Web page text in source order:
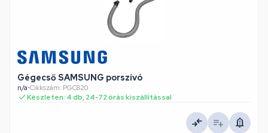
Gégecső SAMSUNG porszívó
n/a•Cikkszám: PGC820
Készleten: 4 db, 24-72 órás kiszállítással